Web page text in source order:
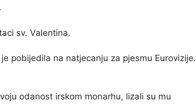
sv. Valentina.
pobijedila na natjecanju za pjesmu Eurovizije.
odanost irskom monarhu, lizali su mu